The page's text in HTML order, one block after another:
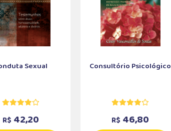
Sexual
R$ 42,20
Consultório Psicológico
R$ 46,80